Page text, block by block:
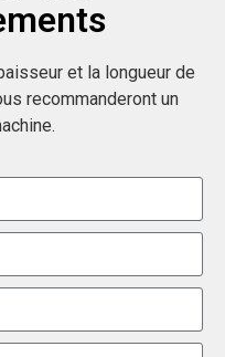
et la longueur de
recommanderont un